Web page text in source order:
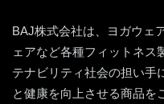
BAJ株式会社は、ヨガウェ
ェアなど各種フィットネス
テナビリティ社会の担い手
と健康を向上させる商品を